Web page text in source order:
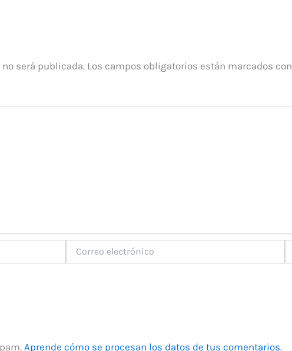
será publicada. Los campos obligatorios están marcados con
electrónico
Aprende cómo se procesan los datos de tus comentarios.